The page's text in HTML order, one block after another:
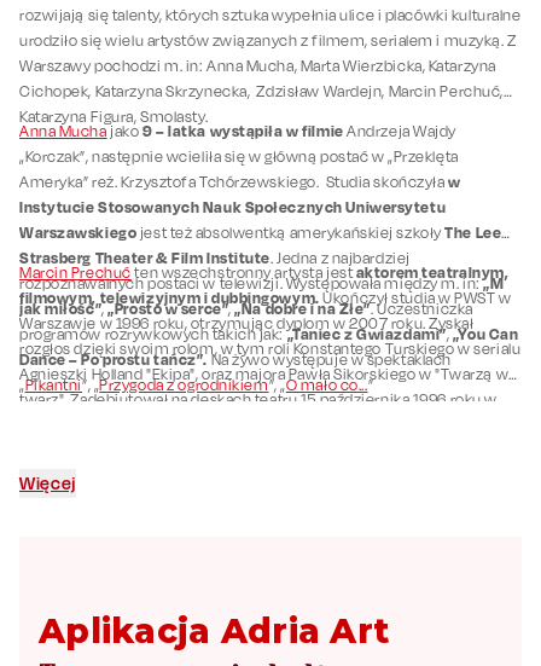
rozwijają się talenty, których sztuka wypełnia ulice i placówki kulturalne
urodziło się wielu artystów związanych z filmem, serialem i muzyką. Z
Warszawy pochodzi m. in: Anna Mucha, Marta Wierzbicka, Katarzyna
Cichopek, Katarzyna Skrzynecka, Zdzisław Wardejn, Marcin Perchuć,
Katarzyna Figura, Smolasty.
Anna Mucha jako 9 – latka wystąpiła w filmie Andrzeja Wajdy
„Korczak”, następnie wcieliła się w główną postać w „Przeklęta
Ameryka” reż. Krzysztofa Tchórzewskiego. Studia skończyław
Instytucie Stosowanych Nauk Społecznych Uniwersytetu
Warszawskiego jest też absolwentką amerykańskiej szkołyThe Lee
Strasberg Theater & Film Institute. Jedna z najbardziej
rozpoznawalnych postaci w telewizji. Występowała między m. in:„M
jak miłość”,„Prosto w serce”,„Na dobre i na Złe”. Uczestniczka
programów rozrywkowych takich jak:„Taniec z Gwiazdami”,„You Can
Dance – Po prostu tańcz”. Na żywo występuje w spektaklach
„Pikantni”, „Przygoda z ogrodnikiem”, „O mało co...”
Marcin Prechuć ten wszechstronny artysta jestaktorem teatralnym,
filmowym, telewizyjnym i dubbingowym. Ukończył studia w PWST w
Warszawie w 1996 roku, otrzymując dyplom w 2007 roku. Zyskał
rozgłos dzięki swoim rolom, w tym roli Konstantego Turskiego w serialu
Agnieszki Holland "Ekipa", oraz majora Pawła Sikorskiego w "Twarzą w
twarz". Zadebiutował na deskach teatru 15 października 1996 roku w
członkiem teatru Montownia, gdzie grał w Teatrach Powszechnym,
Więcej
Aplikacja Adria Art